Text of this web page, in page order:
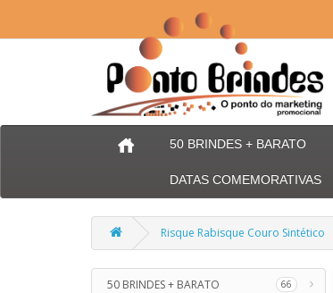
50 BRINDES + BARATO
DATAS COMEMORATIVAS
Risque Rabisque Couro Sintético
50 BRINDES + BARATO 66